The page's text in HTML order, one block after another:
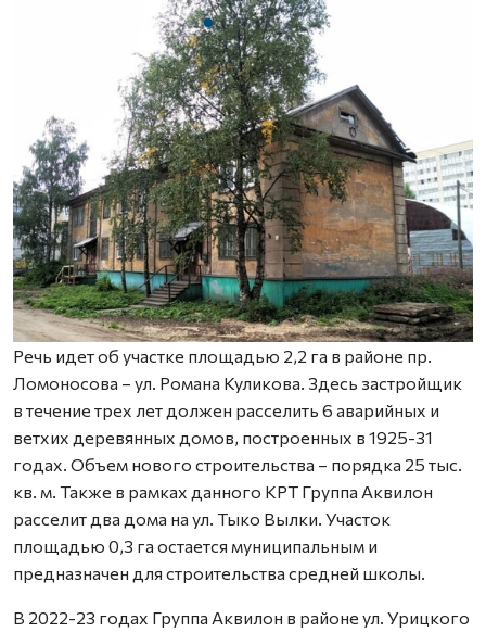
Речь идет об участке площадью 2,2 га в районе пр.
Ломоносова – ул. Романа Куликова. Здесь застройщик
в течение трех лет должен расселить 6 аварийных и
ветхих деревянных домов, построенных в 1925-31
годах. Объем нового строительства – порядка 25 тыс.
кв. м. Также в рамках данного КРТ Группа Аквилон
расселит два дома на ул. Тыко Вылки. Участок
площадью 0,3 га остается муниципальным и
предназначен для строительства средней школы.
В 2022-23 годах Группа Аквилон в районе ул. Урицкого